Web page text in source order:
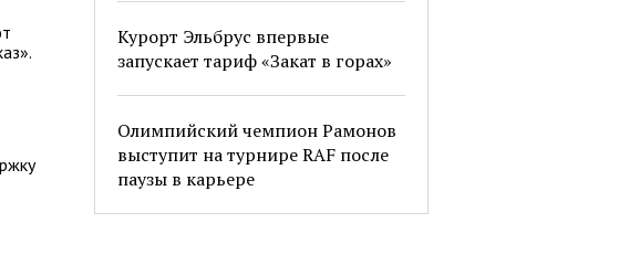
Курорт Эльбрус впервые
запускает тариф «Закат в горах»
Олимпийский чемпион Рамонов
выступит на турнире RAF после
паузы в карьере